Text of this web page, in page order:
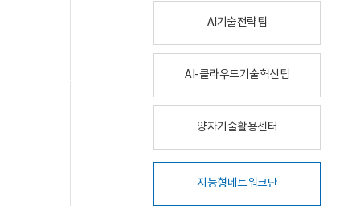
AI기술전략팀
AI-클라우드기술혁신팀
양자기술활용센터
지능형네트워크단